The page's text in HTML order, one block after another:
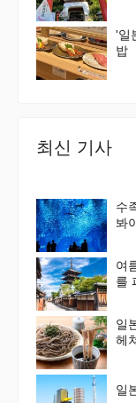
'일
밥
최신 기사
수
봐
여
를
일
헤